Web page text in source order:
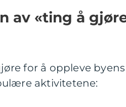
av «ting å
for å oppleve
aktivitetene: